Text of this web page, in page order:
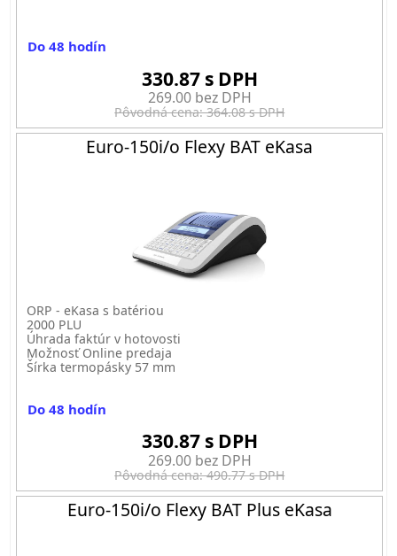
Do 48 hodín
330.87 s DPH
269.00 bez DPH
Pôvodná cena: 364.08 s DPH
Euro-150i/o Flexy BAT eKasa
ORP - eKasa s batériou
2000 PLU
Úhrada faktúr v hotovosti
Možnosť Online predaja
Šírka termopásky 57 mm
Do 48 hodín
330.87 s DPH
269.00 bez DPH
Pôvodná cena: 490.77 s DPH
Euro-150i/o Flexy BAT Plus eKasa